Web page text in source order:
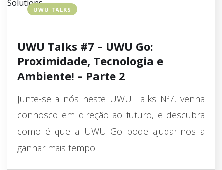
UWU TALKS
UWU Talks #7 – UWU Go:
Proximidade, Tecnologia e
Ambiente! – Parte 2
Junte-se a nós neste UWU Talks Nº7, venha
connosco em direção ao futuro, e descubra
como é que a UWU Go pode ajudar-nos a
ganhar mais tempo.